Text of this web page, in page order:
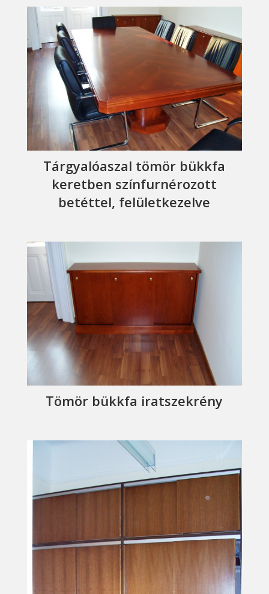
Tárgyalóaszal tömör bükkfa
keretben színfurnérozott
betéttel, felületkezelve
Tömör bükkfa iratszekrény